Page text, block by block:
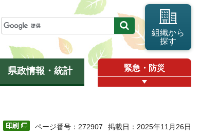
組織から
探す
県政情報・統計 緊急・防災
ページ番号：272907 掲載日：2025年11月26日